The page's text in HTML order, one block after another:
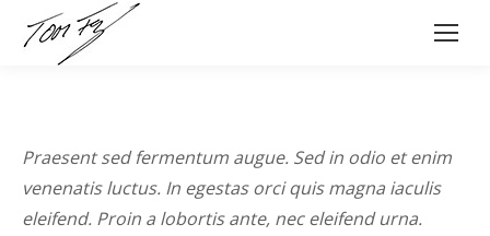
Praesent sed fermentum augue. Sed in odio et enim
venenatis luctus. In egestas orci quis magna iaculis
eleifend. Proin a lobortis ante, nec eleifend urna.